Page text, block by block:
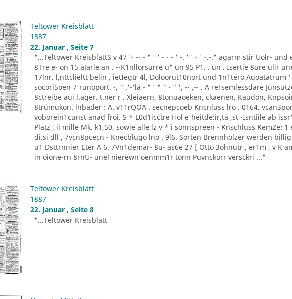
Teltower Kreisblatt
1887
22. Januar , Seite 7
"...Teltower KreisblattS v 47 '- -- - " ' ' - - - ' -. ' ' - ' -.-." agarm stir Uolr- und
8Tre e- on 15 äJarle an . --K1nllorsürre u" un 95 P1. . un . Isertie 8üre ulir
17lnr. l,nttclieltt belin , ietIegtr 4l, Doloorut10nort und 1n1tero Auoatatrum
socori5oen 7'runoport. -, " .'-'la - " ' " " - " ', -- ,-- . A rersemlessdare
8ctreibe aui l.ager. t.ner r . Xleiaern, 8tonuaoeken, ckaenen, Kaudon,
8trümukon. lnbader : A. v11rQOA . secnepcoeb Kncnluss lro . 0164.
voborein1cunst anad froi. S * L0d1ic´ctre Hol e'heitde:ir,ta ,st -Isntiile ab
Platz , ii mille Mk. k1,50, sowie alle lz v * i sonnspreen - Knschluss KemZe:
di.si dll , 7vcn8pcecn - Knecblugo lno . 9l6. Sorten Brennhölzer werden
u1 Dsttrnnier Eter A 6. 7Vn1demar- 8u- as6e 27 [ Otto 3ohnutr , er1m , v K
in oione-rn 8rnU- unel nierewn oenmm1r tonn Puvnckorr versckri ..."
Teltower Kreisblatt
1887
22. Januar , Seite 8
"...Teltower Kreisblatt